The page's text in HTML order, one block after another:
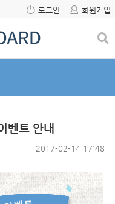
로그인 회원가입
벤트 안내
2017-02-14 17:48